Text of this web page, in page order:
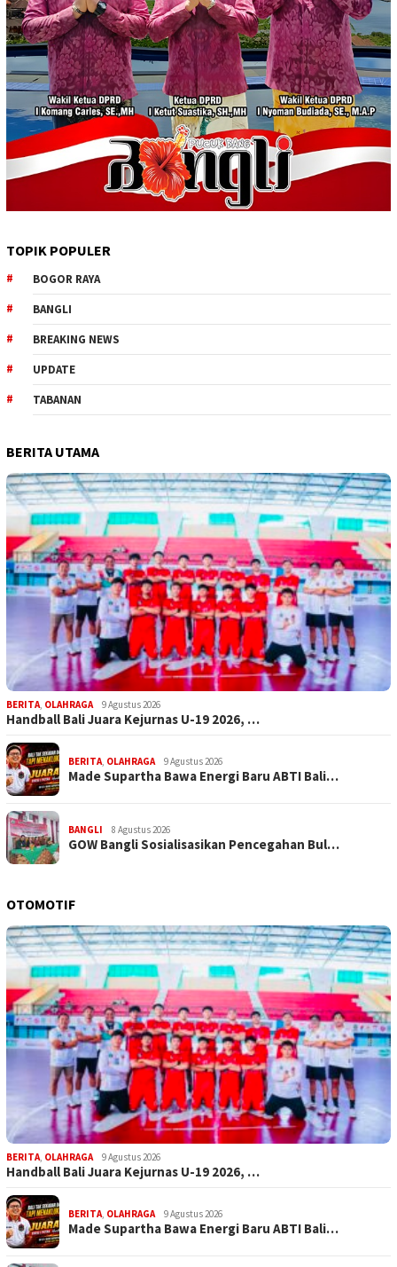
TOPIK POPULER
BOGOR RAYA
BANGLI
BREAKING NEWS
UPDATE
TABANAN
BERITA UTAMA
BERITA, OLAHRAGA 9 Agustus 2026
Handball Bali Juara Kejurnas U-19 2026, …
BERITA, OLAHRAGA 9 Agustus 2026
Made Supartha Bawa Energi Baru ABTI Bali…
BANGLI 8 Agustus 2026
GOW Bangli Sosialisasikan Pencegahan Bul…
OTOMOTIF
BERITA, OLAHRAGA 9 Agustus 2026
Handball Bali Juara Kejurnas U-19 2026, …
BERITA, OLAHRAGA 9 Agustus 2026
Made Supartha Bawa Energi Baru ABTI Bali…